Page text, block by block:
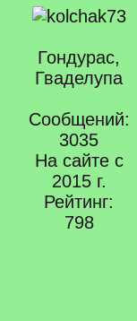
Гондурас,
Гваделупа
Сообщений:
3035
На сайте с
2015 г.
Рейтинг:
798